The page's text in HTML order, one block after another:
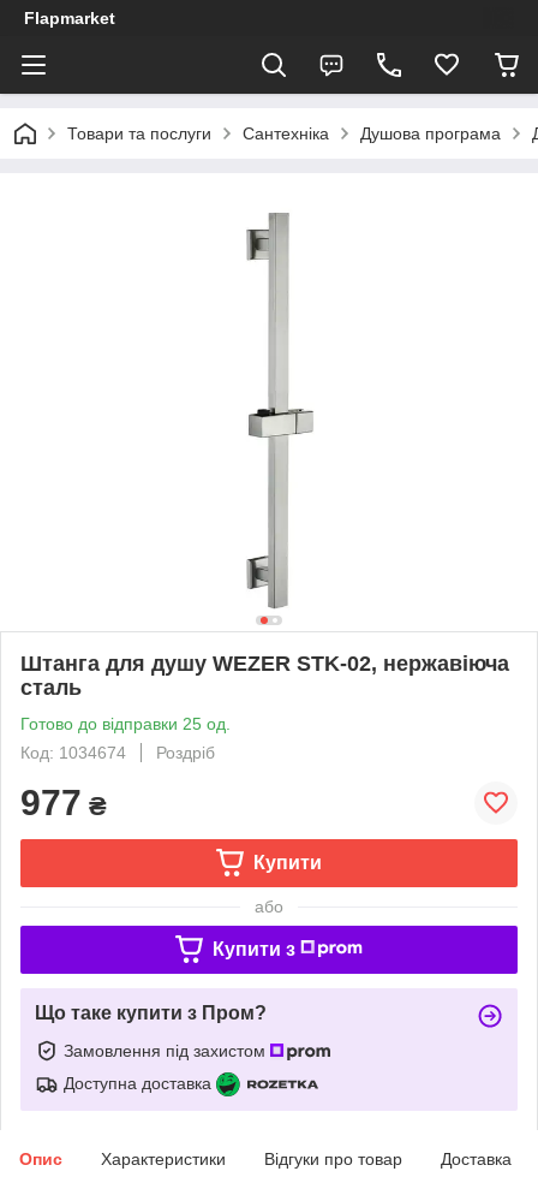
Flapmarket
Товари та послуги Сантехніка Душова програма
Штанга для душу WEZER STK-02, нержавіюча
сталь
Готово до відправки 25 од.
Код: 1034674
Роздріб
977 ₴
Купити
або
Купити з
Що таке купити з Пром?
Замовлення під захистом
Доступна доставка
Опис Характеристики Відгуки про товар Доставка